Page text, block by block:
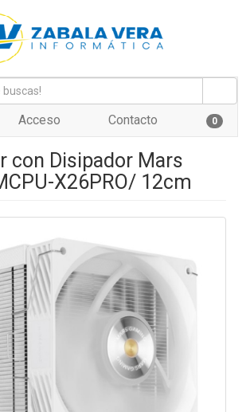
Acceso Contacto 0
con Disipador Mars
X26PRO/ 12cm